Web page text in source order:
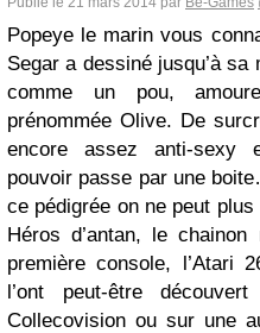
Popeye le marin vous
Segar a dessiné jusqu’à
comme un pou,
prénommée Olive. De
encore assez anti-sexy
pouvoir passe par une
ce pédigrée on ne peut
Héros d’antan, le
première console, l’Atari
l’ont peut-être
Collecovision ou sur une